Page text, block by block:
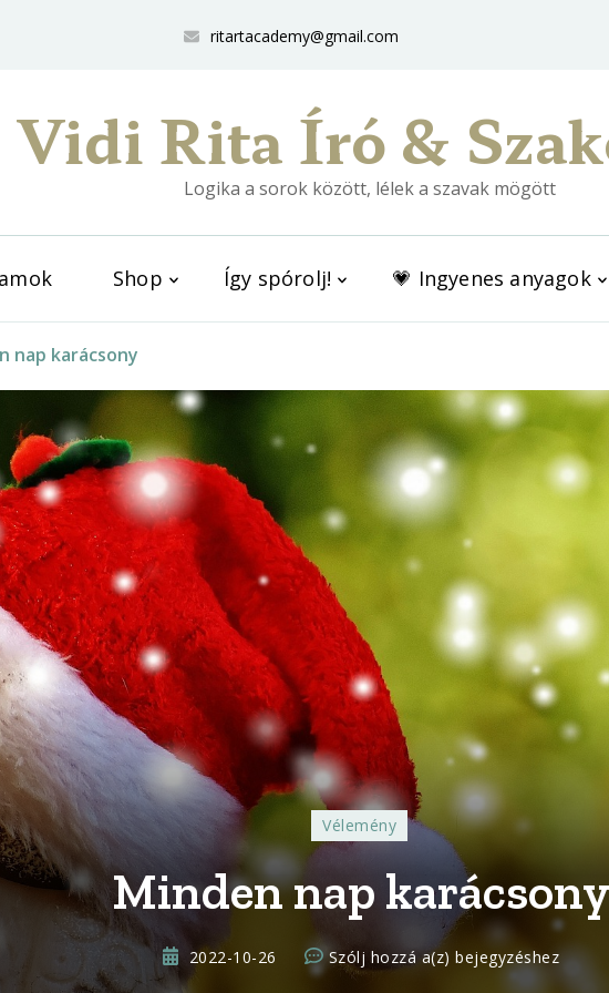
ritartacademy@gmail.com
Vidi Rita Író &
Logika a sorok között, lélek a szavak mögött
Shop Így spórolj! 💗 Ingyenes anyagok
nap karácsony
Vélemény
Minden nap karácsony
2022-10-26 Szólj hozzá a(z)Minden
bejegyzéshez